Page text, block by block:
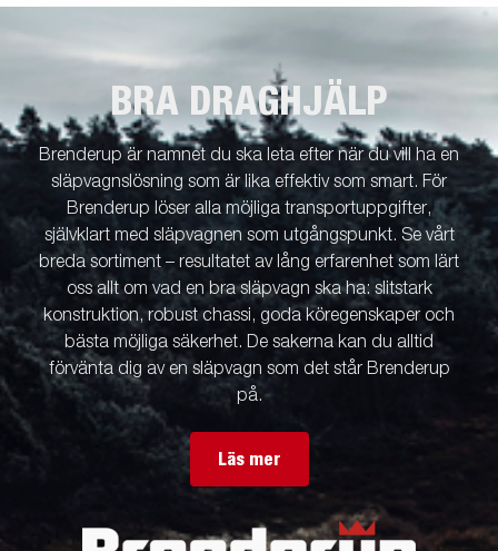
BRA DRAGHJÄLP
Brenderup är namnet du ska leta efter när du vill ha en
släpvagnslösning som är lika effektiv som smart. För
Brenderup löser alla möjliga transportuppgifter,
självklart med släpvagnen som utgångspunkt. Se vårt
breda sortiment – resultatet av lång erfarenhet som lärt
oss allt om vad en bra släpvagn ska ha: slitstark
konstruktion, robust chassi, goda köregenskaper och
bästa möjliga säkerhet. De sakerna kan du alltid
förvänta dig av en släpvagn som det står Brenderup
på.
Läs mer